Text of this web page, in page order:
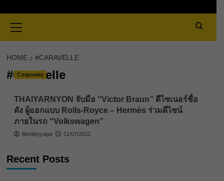
Menu
HOME #CARAVELLE
#Caravelle
Corporate
THAIYARNYON จับมือ “Victor Braun” ดีไซเนอร์ชื่อ
ดัง ผู้ออกแบบ Rolls-Royce – Hermès ร่วมดีไซน์
ภายในรถ “Volkswagen”
Bentleyyapa 11/07/2022
Recent Posts